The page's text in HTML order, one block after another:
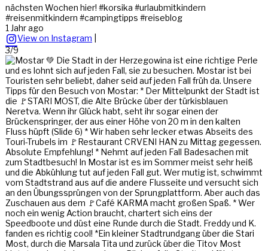
nächsten Wochen hier! #korsika #urlaubmitkindern
#reisenmitkindern #campingtipps #reiseblog
1 Jahr ago
View on Instagram
3/9